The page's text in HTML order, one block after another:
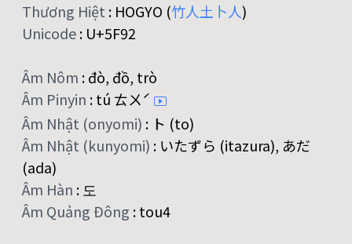
Thương Hiệt : HOGYO (竹人土 卜人)
Unicode: U+5F92
Âm Nôm :đò, đồ, trò
Âm Pinyin :tú ㄊㄨˊ
Âm Nhật (onyomi) : ト (to)
Âm Nhật (kunyomi) : いたずら (itazura), あだ
(ada)
Âm Hàn : 도
Âm Quảng Đông :tou4